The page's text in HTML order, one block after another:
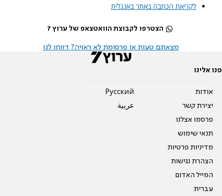
לקריאת הכתבה באתר באנגלית
הצטרפו לקבוצת הוואטצאפ של ערוץ 7
מצאתם טעות או פרסומת לא ראויה? דווחו לנו
פנו אלינו
אודות
יצירת קשר
פרסמו אצלנו
תנאי שימוש
מדיניות פרטיות
הצהרת נגישות
המייל האדום
עברית
Pусский
عربية